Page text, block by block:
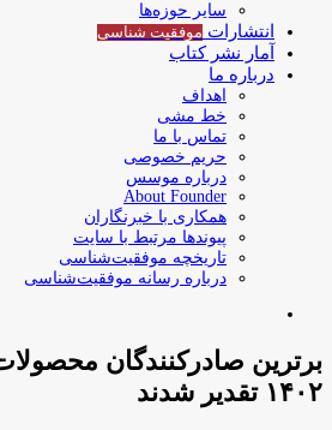
سایر حوزه‌ها
انتشارات موفقیت‌ شناسی
آمار نشر کتاب
درباره ما
اهداف
خط مشی
تماس با ما
حریم خصوصی
درباره موسس
About Founder
همکاری با خبرنگاران
پیوندها مرتبط با سایت
تاریخچه موفقیت‌شناسی
درباره رسانه موفقیت‌شناسی
برترین صادرکنندگان
۱۴۰۲ تقدیر شدند